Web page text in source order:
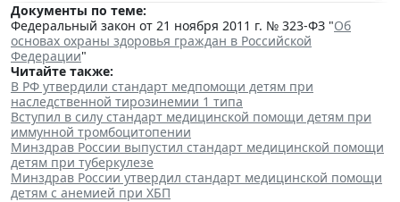
Документы по теме:
Федеральный закон от 21 ноября 2011 г. № 323-ФЗ "Об
основах охраны здоровья граждан в Российской
Федерации"
Читайте также:
В РФ утвердили стандарт медпомощи детям при
наследственной тирозинемии 1 типа
Вступил в силу стандарт медицинской помощи детям при
иммунной тромбоцитопении
Минздрав России выпустил стандарт медицинской помощи
детям при туберкулезе
Минздрав России утвердил стандарт медицинской помощи
детям с анемией при ХБП